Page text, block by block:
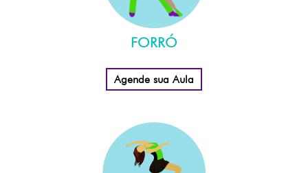
FORRÓ
Agende sua Aula